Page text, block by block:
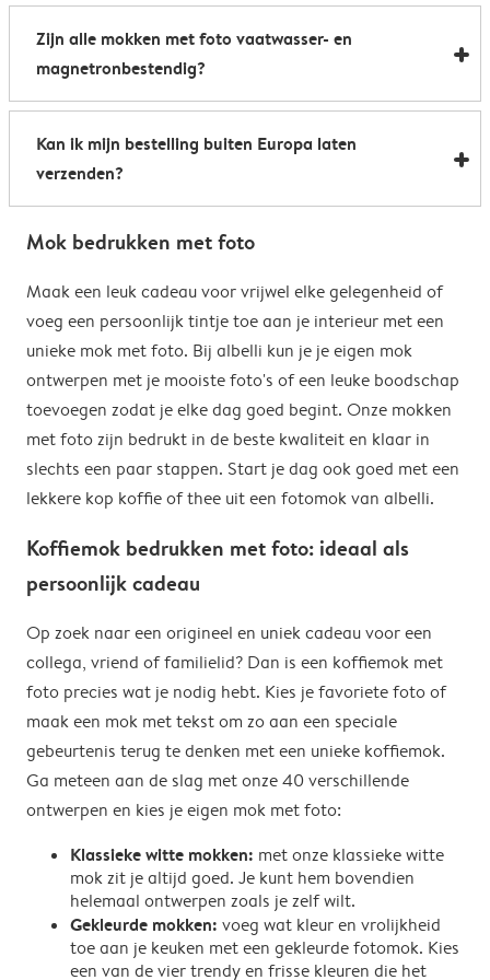
de kantine op het werk te voorzien van stijlvolle
koffiemokken met foto.
Al onze foto mokken hebben de afmetingen 8,2 x 9,5
cm. De inhoud bedraagt 285 ml.
Zijn alle mokken met foto vaatwasser- en
magnetronbestendig?
Bijna allemaal. Onze gepersonaliseerde foto mokken
kunnen zowel in de vaatwasser als in de magnetron.
Heel handig: je kunt er dus uit drinken, je drank
opwarmen en je fotomok na de afwas opnieuw
gebruiken. De enige uitzondering hierop zijn onze
de hand af te wassen om het magische
verrassingseffect zo goed mogelijk te behouden.
Kan ik mijn bestelling buiten Europa laten
verzenden?
afhankelijk van je afleveradres en worden deze tijdens
de verzendkosten voor bestellingen buiten de EU geen
eventuele bijkomende kosten van het land omvatten,
zoals invoerrechten, invoer-btw en douanekosten. Wij
zijn niet verantwoordelijk voor deze kosten. Je kunt
contact opnemen met je lokale douane-autoriteiten
om te zien of er extra kosten moeten worden betaald
voor je bestelling.
Mok bedrukken met foto
Maak een leuk cadeau voor vrijwel elke gelegenheid of
voeg een persoonlijk tintje toe aan je interieur met een
unieke mok met foto. Bij albelli kun je je eigen mok
ontwerpen met je mooiste foto's of een leuke boodschap
toevoegen zodat je elke dag goed begint. Onze mokken
met foto zijn bedrukt in de beste kwaliteit en klaar in
slechts een paar stappen. Start je dag ook goed met een
lekkere kop koffie of thee uit een fotomok van albelli.
Koffiemok bedrukken met foto: ideaal als
persoonlijk cadeau
Op zoek naar een origineel en uniek cadeau voor een
collega, vriend of familielid? Dan is een koffiemok met
foto precies wat je nodig hebt. Kies je favoriete foto of
maak een mok met tekst om zo aan een speciale
gebeurtenis terug te denken met een unieke koffiemok.
Ga meteen aan de slag met onze 40 verschillende
ontwerpen en kies je eigen mok met foto:
Klassieke witte mokken: met onze klassieke witte
mok zit je altijd goed. Je kunt hem bovendien
helemaal ontwerpen zoals je zelf wilt.
Gekleurde mokken: voeg wat kleur en vrolijkheid
toe aan je keuken met een gekleurde fotomok. Kies
een van de vier trendy en frisse kleuren die het